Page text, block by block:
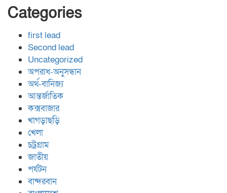
Categories
first lead
Second lead
Uncategorized
অপরাধ-অনুসন্ধান
অর্থ-বানিজ্য
আন্তর্জাতিক
কক্সবাজার
খাগড়াছড়ি
খেলা
চট্রগ্রাম
জাতীয়
পর্যটন
বান্দরবান